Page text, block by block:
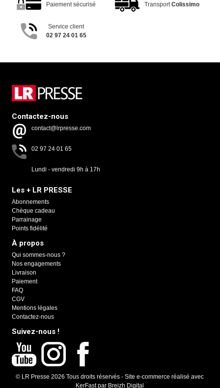
Paiement sécurisé Transport Colissimo
Service client
02 97 24 01 65
Contactez-nous
contact@lrpresse.com
02 97 24 01 65
Lundi - vendredi 9h à 17h
Les + LR PRESSE
Abonnements
Chèque cadeau
Parrainage
Points fidélité
À propos
Qui sommes-nous ?
Nos engagements
Livraison
Paiement
FAQ
CGV
Mentions légales
Contactez-nous
Suivez-nous !
© LR Presse 2026 Tous droits réservés -Site e-commerce réalisé avec
KerFastpar Breizh Digital